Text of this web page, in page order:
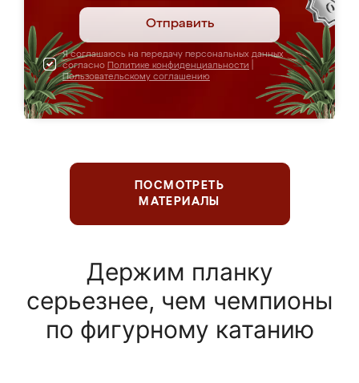
Отправить
Я соглашаюсь на передачу персональных данных
согласно Политике конфиденциальности
Пользовательскому соглашению
ПОСМОТРЕТЬ
МАТЕРИАЛЫ
Держим планку
серьезнее, чем чемпионы
по фигурному катанию